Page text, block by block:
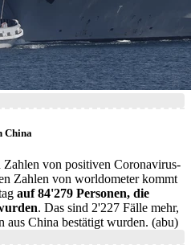
China
Zahlen von positiven Coronavirus-
Zahlen von worldometer kommt
auf 84'279 Personen, die
. Das sind 2'227 Fälle mehr,
China bestätigt wurden. (abu)